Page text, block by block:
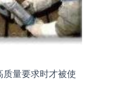
量要求时才被使